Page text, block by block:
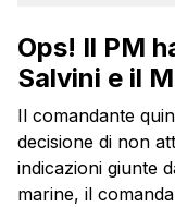
Ops! Il PM
Salvini e il
Il comandante
decisione di non
indicazioni giunte
marine, il